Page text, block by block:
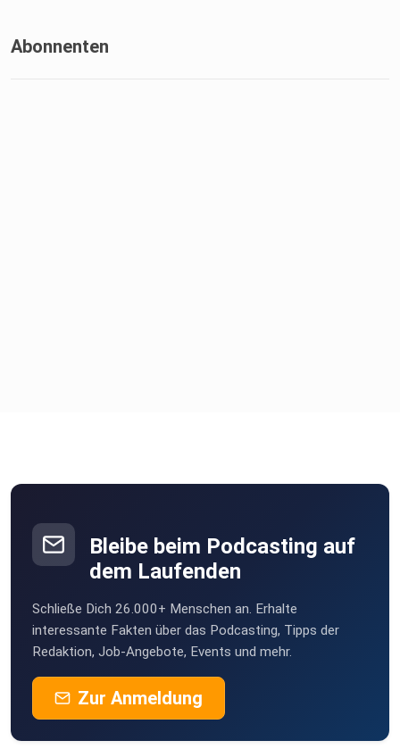
Abonnenten
Bleibe beim Podcasting auf
dem Laufenden
Schließe Dich 26.000+ Menschen an. Erhalte
interessante Fakten über das Podcasting, Tipps der
Redaktion, Job-Angebote, Events und mehr.
Zur Anmeldung